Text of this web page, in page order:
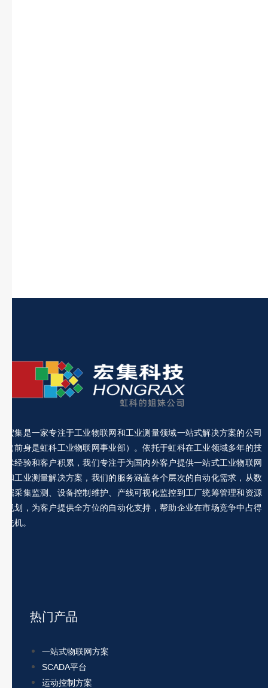
宏集是一家专注于工业物联网和工业测量领域一站式解决方案的公司
（前身是虹科工业物联网事业部）。依托于虹科在工业领域多年的技
术经验和客户积累，我们专注于为国内外客户提供一站式工业物联网
和工业测量解决方案，我们的服务涵盖各个层次的自动化需求，从数
据采集监测、设备控制维护、产线可视化监控到工厂统筹管理和资源
规划，为客户提供全方位的自动化支持，帮助企业在市场竞争中占得
先机。
热门产品
一站式物联网方案
SCADA平台
运动控制方案